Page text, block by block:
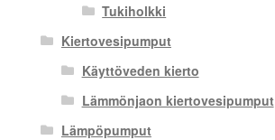
Tukiholkki
Kiertovesipumput
Käyttöveden kierto
Lämmönjaon kiertovesipumput
Lämpöpumput